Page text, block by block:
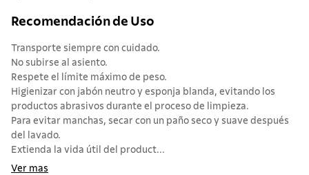
Recomendación de Uso
Transporte siempre con cuidado.
No subirse al asiento.
Respete el límite máximo de peso.
Higienizar con jabón neutro y esponja blanda, evitando los
productos abrasivos durante el proceso de limpieza.
Para evitar manchas, secar con un paño seco y suave después
del lavado.
Extienda la vida útil del product...
Ver mas